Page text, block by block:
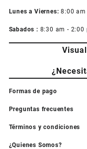
Lunes a Viernes: 8:00 am
Sabados : 8:30 am - 2:00
Formas de pago
Preguntas frecuentes
Términos y condiciones
¿Quienes Somos?